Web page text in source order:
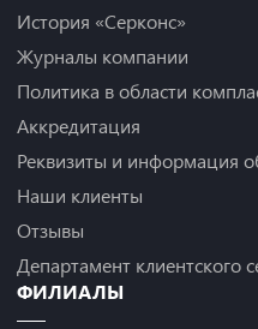
История «Серконс»
Журналы компании
Политика в области
Аккредитация
Реквизиты и информация
Наши клиенты
Отзывы
Департамент клиентского
ФИЛИАЛЫ